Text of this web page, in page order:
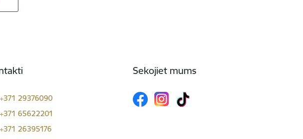
+371 29376090
+371 65622201
+371 26395176
Sekojiet mums